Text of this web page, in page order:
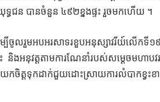
ធជន បានចំនួន ៤៩២ខ្នងផ្ទះ រួចមកហើយ ។
ចូលរួមអបអរសាទរខួបអនុស្សាវរីយ៍លើកទី១៩
នុវត្តតាមការណែនាំរបស់សម្ដេចមហាបវ
យកចិត្តទុកដាក់ជួយដោះស្រាយការលំបាកខ្វ